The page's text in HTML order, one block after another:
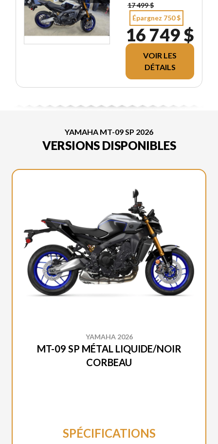
17 499 $
Épargnez 750 $
16 749 $
VOIR LES
DÉTAILS
YAMAHA MT-09 SP 2026
VERSIONS DISPONIBLES
YAMAHA 2026
MT-09 SP MÉTAL LIQUIDE/NOIR
CORBEAU
SPÉCIFICATIONS